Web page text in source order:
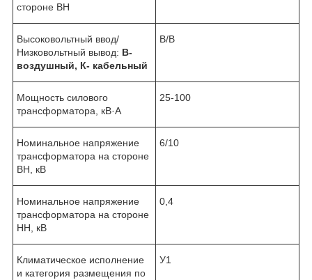
стороне ВН
Высоковольтный ввод/
Низковольтный вывод: В-
воздушный, К- кабельный
В/В
Мощность силового
трансформатора, кВ·А
25-100
Номинальное напряжение
трансформатора на стороне
ВН, кВ
6/10
Номинальное напряжение
трансформатора на стороне
НН, кВ
0,4
Климатическое исполнение
и категория размещения по
У1